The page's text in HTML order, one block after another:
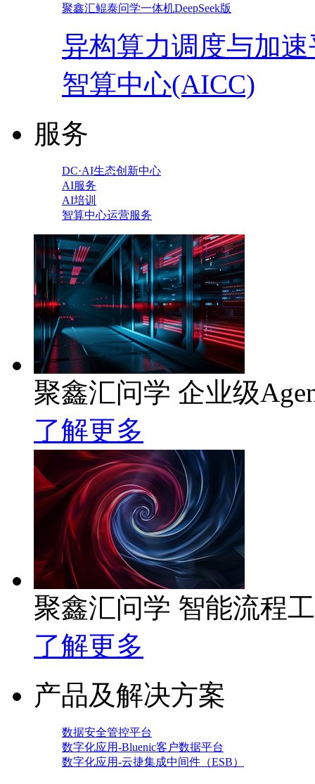
聚鑫汇鲲泰问学一体机DeepSeek版
异构算力调度与加
智算中心(AICC)
服务
DC·AI生态创新中心
AI服务
AI培训
智算中心运营服务
聚鑫汇问学 企业级
了解更多
聚鑫汇问学 智能流程
了解更多
产品及解决方案
数据安全管控平台
数字化应用-Bluenic客户数据平台
数字化应用-云捷集成中间件（ESB）